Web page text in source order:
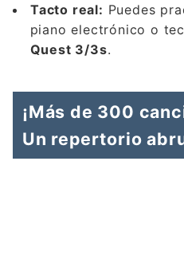
Tacto real: Puedes
piano electrónico o
Quest 3/3s.
¡Más de 300
Un repertorio